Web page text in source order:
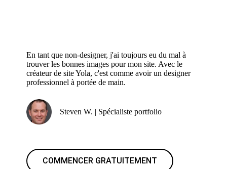
En tant que non-designer, j'ai toujours eu du mal à
trouver les bonnes images pour mon site. Avec le
créateur de site Yola, c'est comme avoir un designer
professionnel à portée de main.
Steven W. | Spécialiste portfolio
COMMENCER GRATUITEMENT